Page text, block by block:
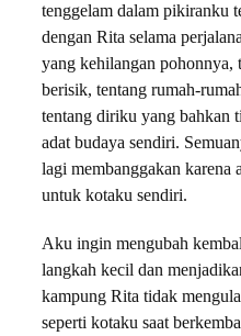
tenggelam dalam pikiranku
dengan Rita selama
yang kehilangan pohonnya,
berisik, tentang rumah-
tentang diriku yang bahkan
adat budaya sendiri.
lagi membanggakan karena
untuk kotaku sendiri.
Aku ingin mengubah
langkah kecil dan
kampung Rita tidak
seperti kotaku saat